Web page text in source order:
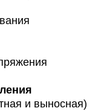
и выносная)